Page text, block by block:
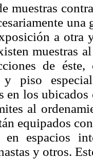
muestras
una
a otra
muestras
de éste,
y piso
en los
al
equipados
espacios
y otros.